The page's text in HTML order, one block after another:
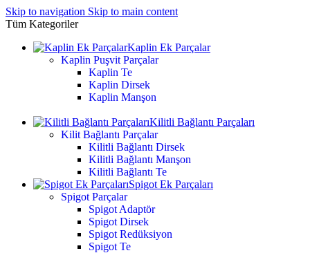
Skip to navigation Skip to main content
Tüm Kategoriler
Kaplin Ek Parçalar
Kaplin Puşvit Parçalar
Kaplin Te
Kaplin Dirsek
Kaplin Manşon
Kilitli Bağlantı Parçaları
Kilit Bağlantı Parçalar
Kilitli Bağlantı Dirsek
Kilitli Bağlantı Manşon
Kilitli Bağlantı Te
Spigot Ek Parçaları
Spigot Parçalar
Spigot Adaptör
Spigot Dirsek
Spigot Redüksiyon
Spigot Te